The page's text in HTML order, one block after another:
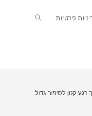
פרטיות Toggle
searchקטן לסיפור גדול